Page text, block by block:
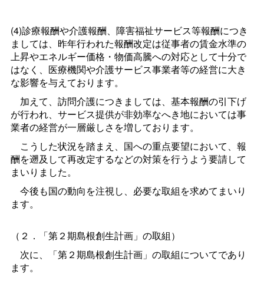
(4)診療報酬や介護報酬、障害福祉サービス等報酬につき
ましては、昨年行われた報酬改定は従事者の賃金水準の
上昇やエネルギー価格・物価高騰への対応として十分で
はなく、医療機関や介護サービス事業者等の経営に大き
な影響を与えております。
加えて、訪問介護につきましては、基本報酬の引下げ
が行われ、サービス提供が非効率なへき地においては事
業者の経営が一層厳しさを増しております。
こうした状況を踏まえ、国への重点要望において、報
酬を遡及して再改定するなどの対策を行うよう要請して
まいりました。
今後も国の動向を注視し、必要な取組を求めてまいり
ます。
（２．「第２期島根創生計画」の取組）
次に、「第２期島根創生計画」の取組についてであり
ます。